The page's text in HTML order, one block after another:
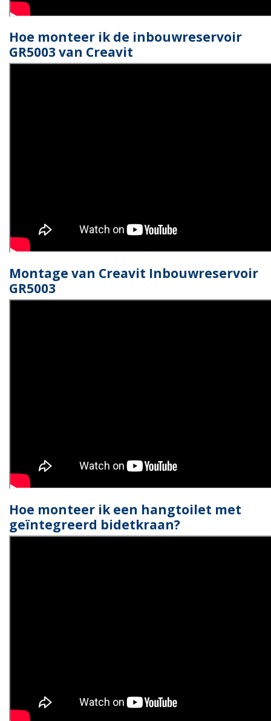
Hoe monteer ik de inbouwreservoir
GR5003 van Creavit
Montage van Creavit Inbouwreservoir
GR5003
Hoe monteer ik een hangtoilet met
geïntegreerd bidetkraan?